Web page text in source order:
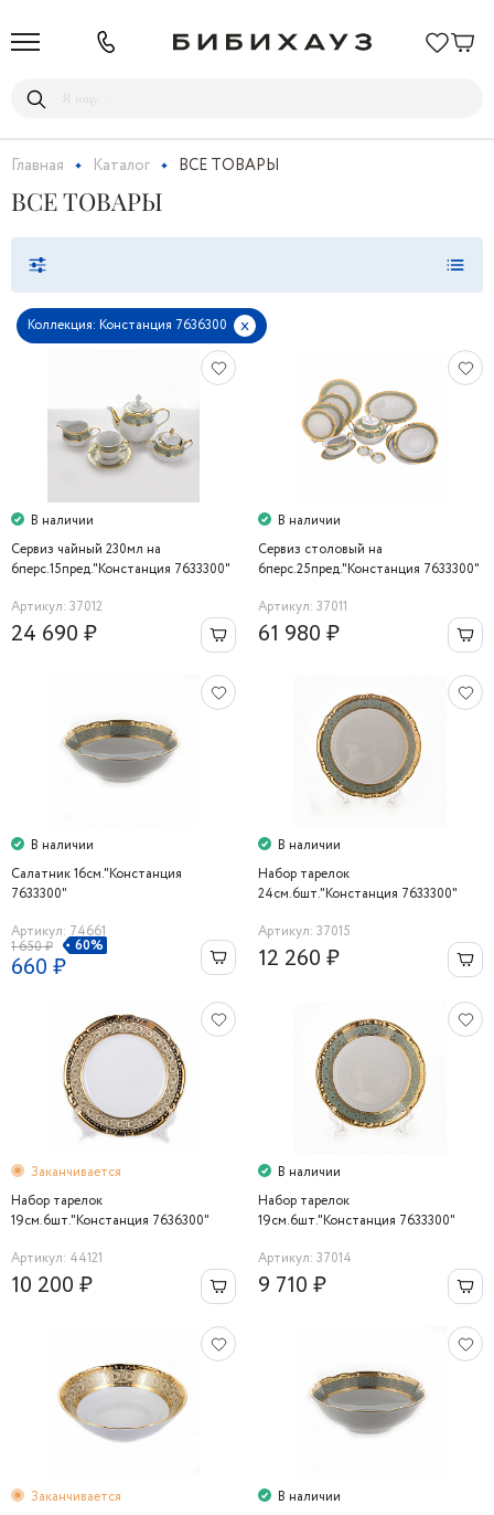
Главная Каталог ВСЕ ТОВАРЫ
ВСЕ ТОВАРЫ
Коллекция: Констанция 7636300 x
В наличии
Сервиз чайный 230мл на
6перс.15пред."Констанция 7633300"
Артикул: 37012
24 690 ₽
В наличии
Сервиз столовый на
6перс.25пред."Констанция 7633300"
Артикул: 37011
61 980 ₽
В наличии
Салатник 16см."Констанция
7633300"
Артикул: 74661
1 650 ₽
60%
660 ₽
В наличии
Набор тарелок
24см.6шт."Констанция 7633300"
Артикул: 37015
12 260 ₽
Заканчивается
Набор тарелок
19см.6шт."Констанция 7636300"
Артикул: 44121
10 200 ₽
В наличии
Набор тарелок
19см.6шт."Констанция 7633300"
Артикул: 37014
9 710 ₽
Заканчивается
В наличии